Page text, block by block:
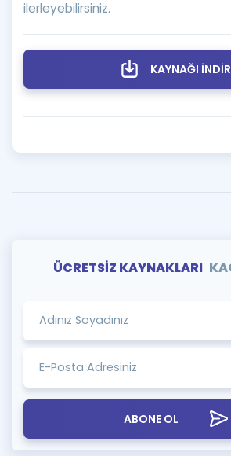
ilerleyebilirsiniz.
KAYNAĞI İNDİR
ÜCRETSİZ KAYNAKLARI
ABONE OL